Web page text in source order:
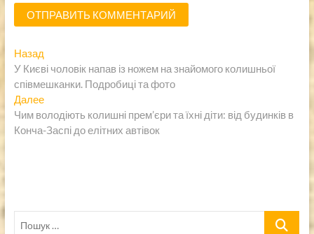
Навигация
по
записям
НазадПредыдущая
запись:
У Києві чоловік напав із ножем на знайомого колишньої
співмешканки. Подробиці та фото
ДалееСледующая
запись:
Чим володіють колишні прем’єри та їхні діти: від будинків в
Конча-Заспі до елітних автівок
Пошук